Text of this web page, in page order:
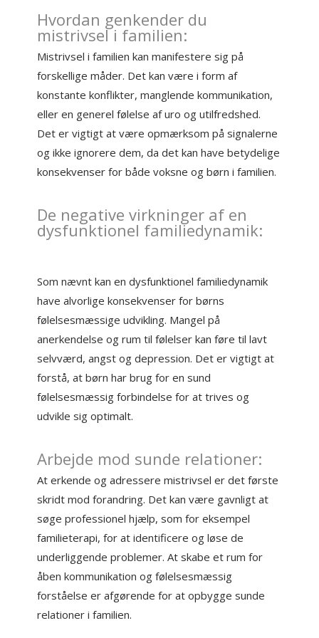
Hvordan genkender du
mistrivsel i familien:
Mistrivsel i familien kan manifestere sig på
forskellige måder. Det kan være i form af
konstante konflikter, manglende kommunikation,
eller en generel følelse af uro og utilfredshed.
Det er vigtigt at være opmærksom på signalerne
og ikke ignorere dem, da det kan have betydelige
konsekvenser for både voksne og børn i familien.
De negative virkninger af en
dysfunktionel familiedynamik:
Som nævnt kan en dysfunktionel familiedynamik
have alvorlige konsekvenser for børns
følelsesmæssige udvikling. Mangel på
anerkendelse og rum til følelser kan føre til lavt
selvværd, angst og depression. Det er vigtigt at
forstå, at børn har brug for en sund
følelsesmæssig forbindelse for at trives og
udvikle sig optimalt.
Arbejde mod sunde relationer:
At erkende og adressere mistrivsel er det første
skridt mod forandring. Det kan være gavnligt at
søge professionel hjælp, som for eksempel
familieterapi, for at identificere og løse de
underliggende problemer. At skabe et rum for
åben kommunikation og følelsesmæssig
forståelse er afgørende for at opbygge sunde
relationer i familien.